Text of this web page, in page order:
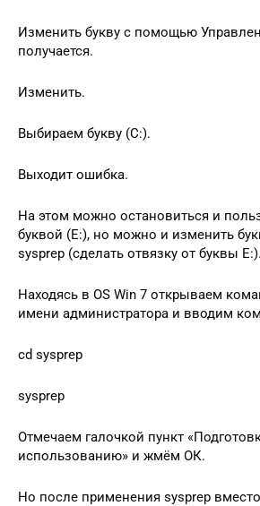
Изменить букву с помощью
получается.
Изменить.
Выбираем букву (C:).
Выходит ошибка.
На этом можно остановиться и
буквой (E:), но можно и изменить
sysprep (сделать отвязку от буквы E:).
Находясь в OS Win 7 открываем
имени администратора и вводим
cd sysprep
sysprep
Отмечаем галочкой пункт
использованию» и жмём ОК.
Но после применения sysprep